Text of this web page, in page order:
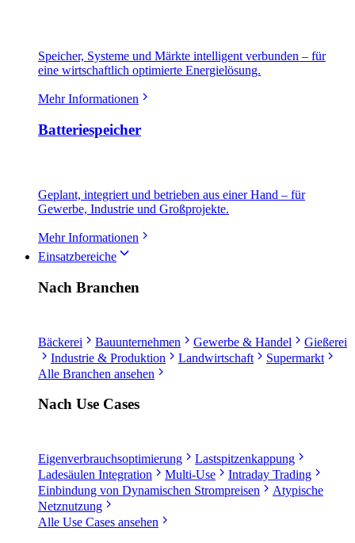
Speicher, Systeme und Märkte intelligent verbunden – für
eine wirtschaftlich optimierte Energielösung.
Mehr Informationen
Batteriespeicher
Geplant, integriert und betrieben aus einer Hand – für
Gewerbe, Industrie und Großprojekte.
Mehr Informationen
Einsatzbereiche
Nach Branchen
Bäckerei Bauunternehmen Gewerbe & Handel
Gießerei
Industrie & Produktion
Landwirtschaft
Supermarkt
Alle Branchen ansehen
Nach Use Cases
Eigenverbrauchsoptimierung
Lastspitzenkappung
Ladesäulen Integration
Multi-Use
Intraday Trading
Einbindung von Dynamischen Strompreisen
Atypische
Netznutzung
Alle Use Cases ansehen